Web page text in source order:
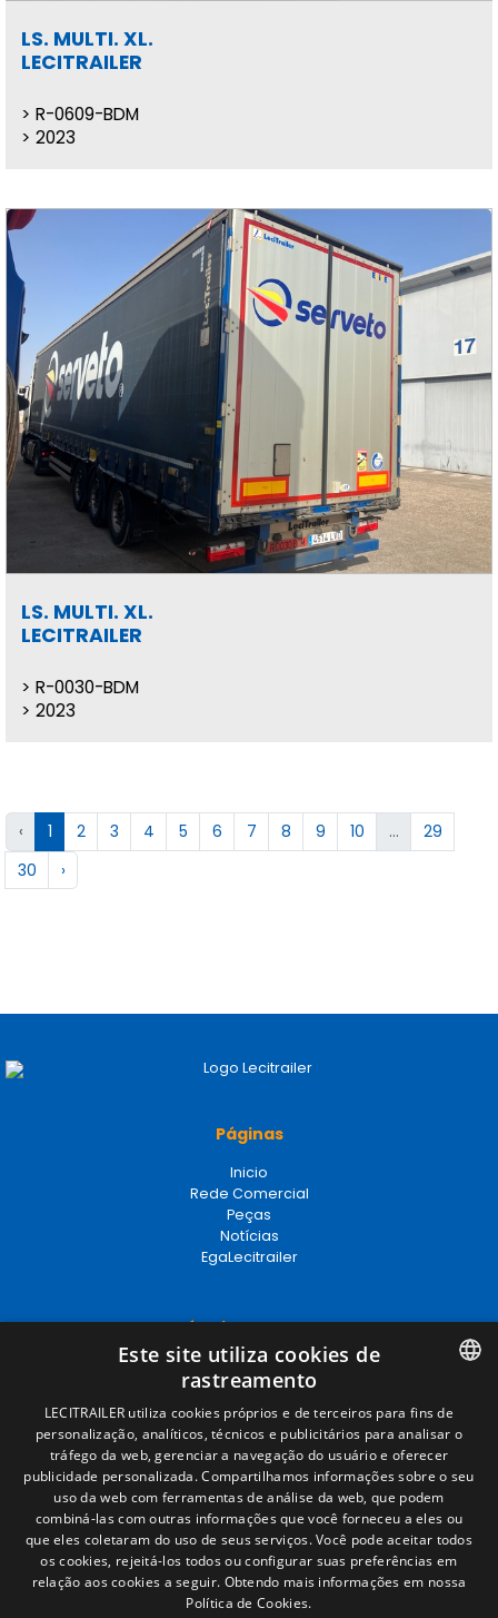
LS. MULTI. XL.
LECITRAILER
R-0609-BDM
2023
LS. MULTI. XL.
LECITRAILER
R-0030-BDM
2023
‹ 1 2 3 4 5 6 7 8 9 10 ...
29
30
›
Páginas
Inicio
Rede Comercial
Peças
Notícias
EgaLecitrailer
Términos legales
Aviso legal
Política de privacidade
Política de cookies
Condições Gerais de Venda
Gerenciar cookies
Contacto
Camino de los Huertos, S/N. Apdo 100
50620 - Casetas (Zaragoza) SPAIN
SPANISH
ENGLISH
FRENCH
ITALIAN
PORTUGUESE
Este site utiliza cookies de
rastreamento
LECITRAILER utiliza cookies próprios e de terceiros para fins de
personalização, analíticos, técnicos e publicitários para analisar o
tráfego da web, gerenciar a navegação do usuário e oferecer
publicidade personalizada. Compartilhamos informações sobre o seu
uso da web com ferramentas de análise da web, que podem
combiná-las com outras informações que você forneceu a eles ou
que eles coletaram do uso de seus serviços. Você pode aceitar todos
os cookies, rejeitá-los todos ou configurar suas preferências em
relação aos cookies a seguir. Obtendo mais informações em nossa
Política de Cookies.